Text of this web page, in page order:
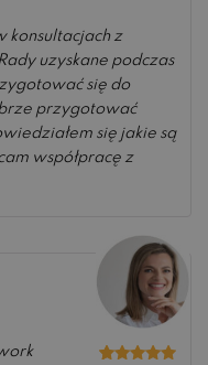
konsultacjach z
uzyskane podczas
się do
przygotować
się jakie są
współpracę z